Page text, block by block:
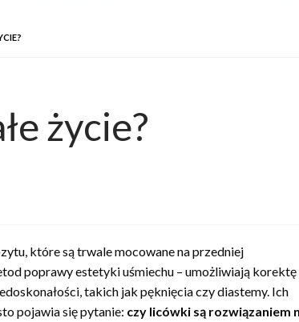
życie?
które są trwale mocowane na przedniej
poprawy estetyki uśmiechu – umożliwiają korektę
takich jak pęknięcia czy diastemy. Ich
pojawia się pytanie: czy licówki są rozwiązaniem